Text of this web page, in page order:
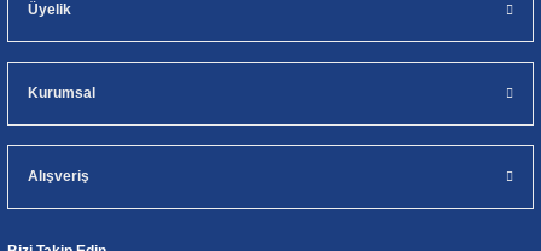
Üyelik
Kurumsal
Alışveriş